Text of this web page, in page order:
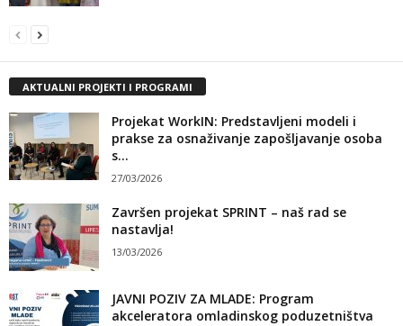
AKTUALNI PROJEKTI I PROGRAMI
Projekat WorkIN: Predstavljeni modeli i
prakse za osnaživanje zapošljavanje osoba
s...
27/03/2026
Završen projekat SPRINT – naš rad se
nastavlja!
13/03/2026
JAVNI POZIV ZA MLADE: Program
akceleratora omladinskog poduzetništva